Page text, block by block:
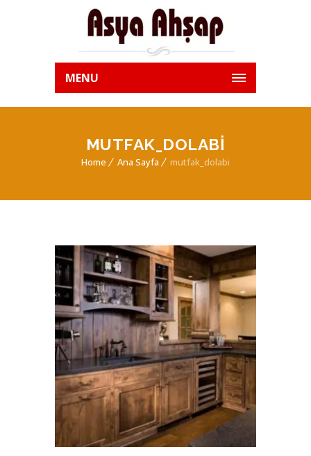
MENU
MUTFAK_DOLABI
Home Ana Sayfa mutfak_dolabi